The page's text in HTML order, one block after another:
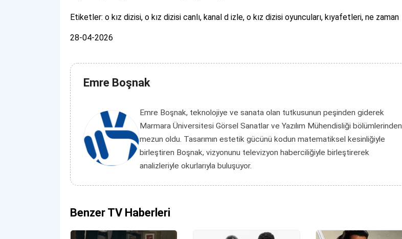
Etiketler: o kız dizisi, o kız dizisi canlı, kanal d izle, o kız dizisi oyuncuları, kıyafetleri, ne zaman
28-04-2026
Emre Boşnak
Emre Boşnak, teknolojiye ve sanata olan tutkusunun peşinden giderek
Marmara Üniversitesi Görsel Sanatlar ve Yazılım Mühendisliği bölümlerinden
mezun oldu. Tasarımın estetik gücünü kodun matematiksel kesinliğiyle
birleştiren Boşnak, vizyonunu televizyon haberciliğiyle birleştirerek
analizleriyle okurlarıyla buluşuyor.
Benzer TV Haberleri